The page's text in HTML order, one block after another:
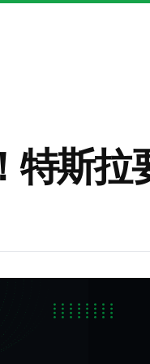
特斯拉